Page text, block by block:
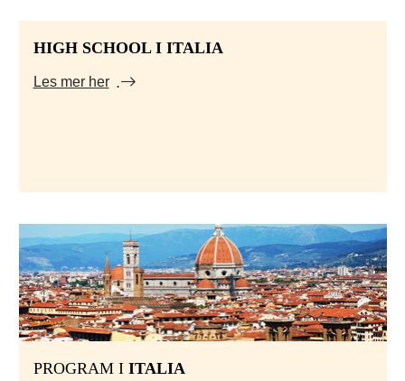
HIGH SCHOOL I ITALIA
Les mer her
PROGRAM I ITALIA